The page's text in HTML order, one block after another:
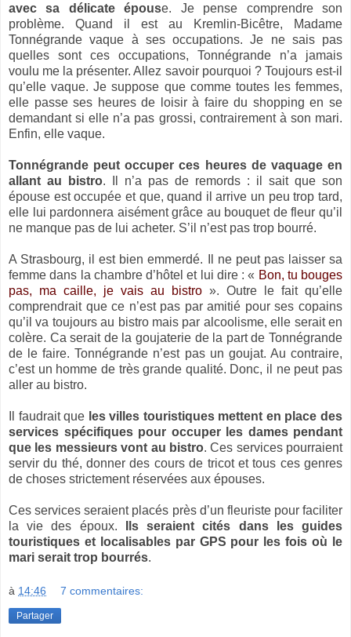
avec sa délicate épouse. Je pense comprendre son
problème. Quand il est au Kremlin-Bicêtre, Madame
Tonnégrande vaque à ses occupations. Je ne sais pas
quelles sont ces occupations, Tonnégrande n’a jamais
voulu me la présenter. Allez savoir pourquoi ? Toujours est-il
qu’elle vaque. Je suppose que comme toutes les femmes,
elle passe ses heures de loisir à faire du shopping en se
demandant si elle n’a pas grossi, contrairement à son mari.
Enfin, elle vaque.
Tonnégrande peut occuper ces heures de vaquage en
allant au bistro. Il n’a pas de remords : il sait que son
épouse est occupée et que, quand il arrive un peu trop tard,
elle lui pardonnera aisément grâce au bouquet de fleur qu’il
ne manque pas de lui acheter. S’il n’est pas trop bourré.
A Strasbourg, il est bien emmerdé. Il ne peut pas laisser sa
femme dans la chambre d’hôtel et lui dire : « Bon, tu bouges
pas, ma caille, je vais au bistro ». Outre le fait qu’elle
comprendrait que ce n’est pas par amitié pour ses copains
qu’il va toujours au bistro mais par alcoolisme, elle serait en
colère. Ca serait de la goujaterie de la part de Tonnégrande
de le faire. Tonnégrande n’est pas un goujat. Au contraire,
c’est un homme de très grande qualité. Donc, il ne peut pas
aller au bistro.
Il faudrait que les villes touristiques mettent en place des
services spécifiques pour occuper les dames pendant
que les messieurs vont au bistro. Ces services pourraient
servir du thé, donner des cours de tricot et tous ces genres
de choses strictement réservées aux épouses.
Ces services seraient placés près d’un fleuriste pour faciliter
la vie des époux.
Ils seraient cités dans les guides
touristiques et localisables par GPS pour les fois où le
mari serait trop bourrés.
à 14:46 7 commentaires:
Partager